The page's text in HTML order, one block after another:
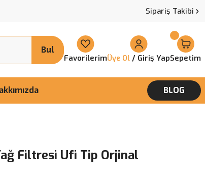
Sipariş Takibi
Bul
FavorilerimÜye Ol / Giriş YapSepetim
BLOG
Filtresi Ufi Tip Orjinal